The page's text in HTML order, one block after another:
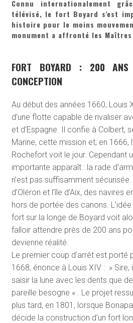
Connu internationalement
télévisé, le fort Boyard s'est
histoire pour le moins
monument a affronté les Maîtres
FORT BOYARD : 200
CONCEPTION
Au début des années 1660, Louis
d’une flotte capable de rivaliser
et d’Espagne. Il confie à Colbert,
Marine, cette mission et, en 1666,
Rochefort voit le jour. Cependant
importante apparaît : la rade
n’est pas suffisamment sécurisée.
d’Oléron et l’île d’Aix, des navires
hors de portée des canons.
fort sur la longe de Boyard voit
falloir attendre près de 200 ans
devienne réalité.
Le premier coup d’arrêt est porté
1668, énonce à Louis XIV : » Sire,
saisir la lune avec les dents que
pareille besogne « . Le projet
plus tard, en 1801, lorsque
décide la construction d’un fort